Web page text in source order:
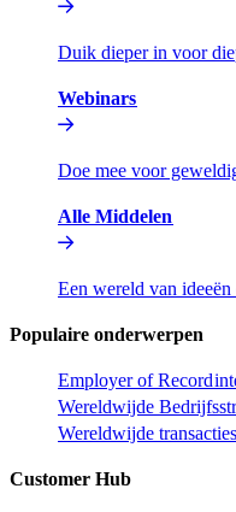
Duik dieper in voor
Webinars​​
Doe mee voor
Alle Middelen​​
Een wereld van
Populaire onderwerpen​​
Employer of Record​​
Wereldwijde
Wereldwijde transacties​​
Customer Hub​​